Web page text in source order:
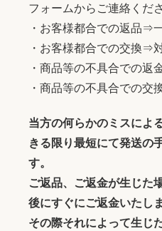
フォームからご連絡くだ
・お客様都合での返品⇒
・お客様都合での交換⇒
・商品等の不具合での返
・商品等の不具合での交
当方の何らかのミスによ
きる限り最短にて発送の
す。
ご返品、ご返金が生じた
後にすぐにご返金いたしま
その際それによって生じ